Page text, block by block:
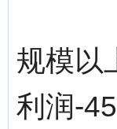
规模以
利润-